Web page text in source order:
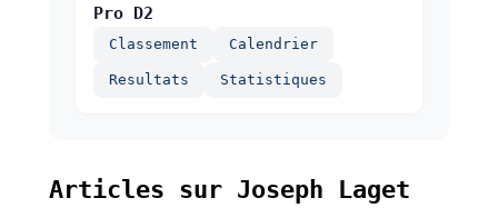
Pro D2
Classement Calendrier
Resultats Statistiques
Articles sur Joseph Laget